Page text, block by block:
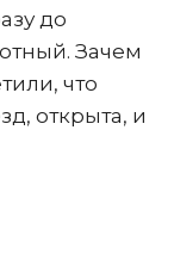
до
Зачем
что
открыта, и